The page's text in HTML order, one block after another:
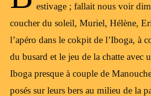
estivage ; fallait nous voir
coucher du soleil, Muriel, Hélène,
l’apéro dans le cokpit de l’Iboga, à
du busard et le jeu de la chatte avec
Iboga presque à couple de
posés sur leurs bers au milieu de la